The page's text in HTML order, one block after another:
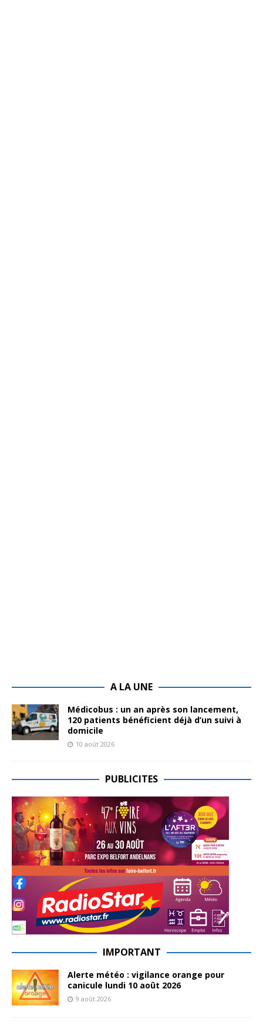
A LA UNE
Médicobus : un an après son lancement,
120 patients bénéficient déjà d’un suivi à
domicile
10 août 2026
PUBLICITES
IMPORTANT
Alerte météo : vigilance orange pour
canicule lundi 10 août 2026
9 août 2026